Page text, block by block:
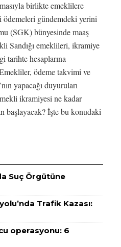
birlikte emeklilere
ödemeleri gündemdeki yerini
(SGK) bünyesinde maaş
Sandığı emeklileri, ikramiye
tarihte hesaplarına
ödeme takvimi ve
yapacağı duyuruları
ikramiyesi ne kadar
başlayacak? İşte bu konudaki
Suç Örgütüne
Trafik Kazası:
operasyonu: 6